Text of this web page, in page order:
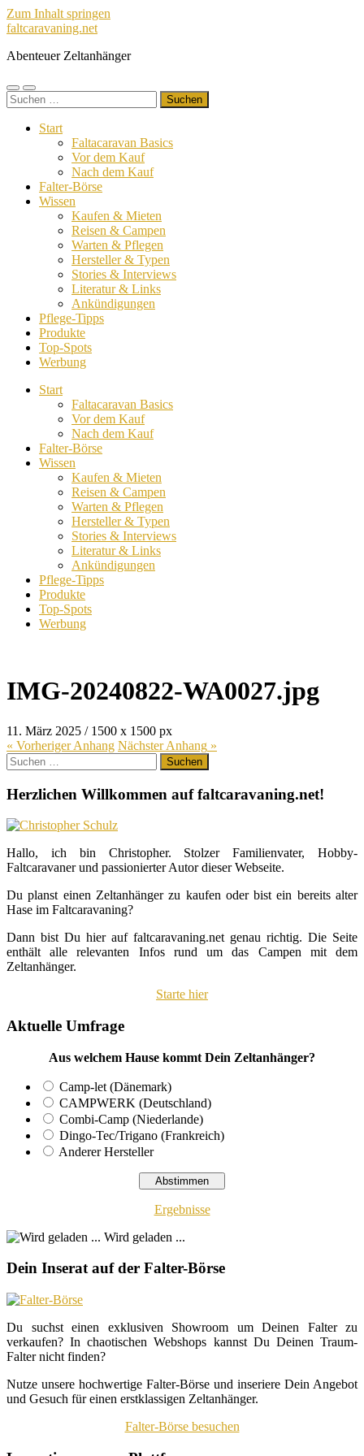
Zum Inhalt springen
faltcaravaning.net
Abenteuer Zeltanhänger
Mobile-
Menü
Suchfeld
ein-/ausblenden
Suchen
nach:
Start
Faltacaravan Basics
Vor dem Kauf
Nach dem Kauf
Falter-Börse
Wissen
Kaufen & Mieten
Reisen & Campen
Warten & Pflegen
Hersteller & Typen
Stories & Interviews
Literatur & Links
Ankündigungen
Pflege-Tipps
Produkte
Top-Spots
Werbung
Start
Faltacaravan Basics
Vor dem Kauf
Nach dem Kauf
Falter-Börse
Wissen
Kaufen & Mieten
Reisen & Campen
Warten & Pflegen
Hersteller & Typen
Stories & Interviews
Literatur & Links
Ankündigungen
Pflege-Tipps
Produkte
Top-Spots
Werbung
IMG-20240822-WA0027.jpg
11. März 2025 / 1500 x 1500 px
« VorherigerAnhang NächsterAnhang »
Suchen
nach:
Herzlichen Willkommen auf faltcaravaning.net!
Hallo, ich bin Christopher. Stolzer Familienvater, Hobby-
Faltcaravaner und passionierter Autor dieser Webseite.
Du planst einen Zeltanhänger zu kaufen oder bist ein bereits alter
Hase im Faltcaravaning?
Dann bist Du hier auf faltcaravaning.net genau richtig. Die Seite
enthält alle relevanten Infos rund um das Campen mit dem
Zeltanhänger.
Starte hier
Aktuelle Umfrage
Aus welchem Hause kommt Dein Zeltanhänger?
Camp-let (Dänemark)
CAMPWERK (Deutschland)
Combi-Camp (Niederlande)
Dingo-Tec/Trigano (Frankreich)
Anderer Hersteller
Ergebnisse
Wird geladen ...
Dein Inserat auf der Falter-Börse
Du suchst einen exklusiven Showroom um Deinen Falter zu
verkaufen? In chaotischen Webshops kannst Du Deinen Traum-
Falter nicht finden?
Nutze unsere hochwertige Falter-Börse und inseriere Dein Angebot
und Gesuch für einen erstklassigen Zeltanhänger.
Falter-Börse besuchen